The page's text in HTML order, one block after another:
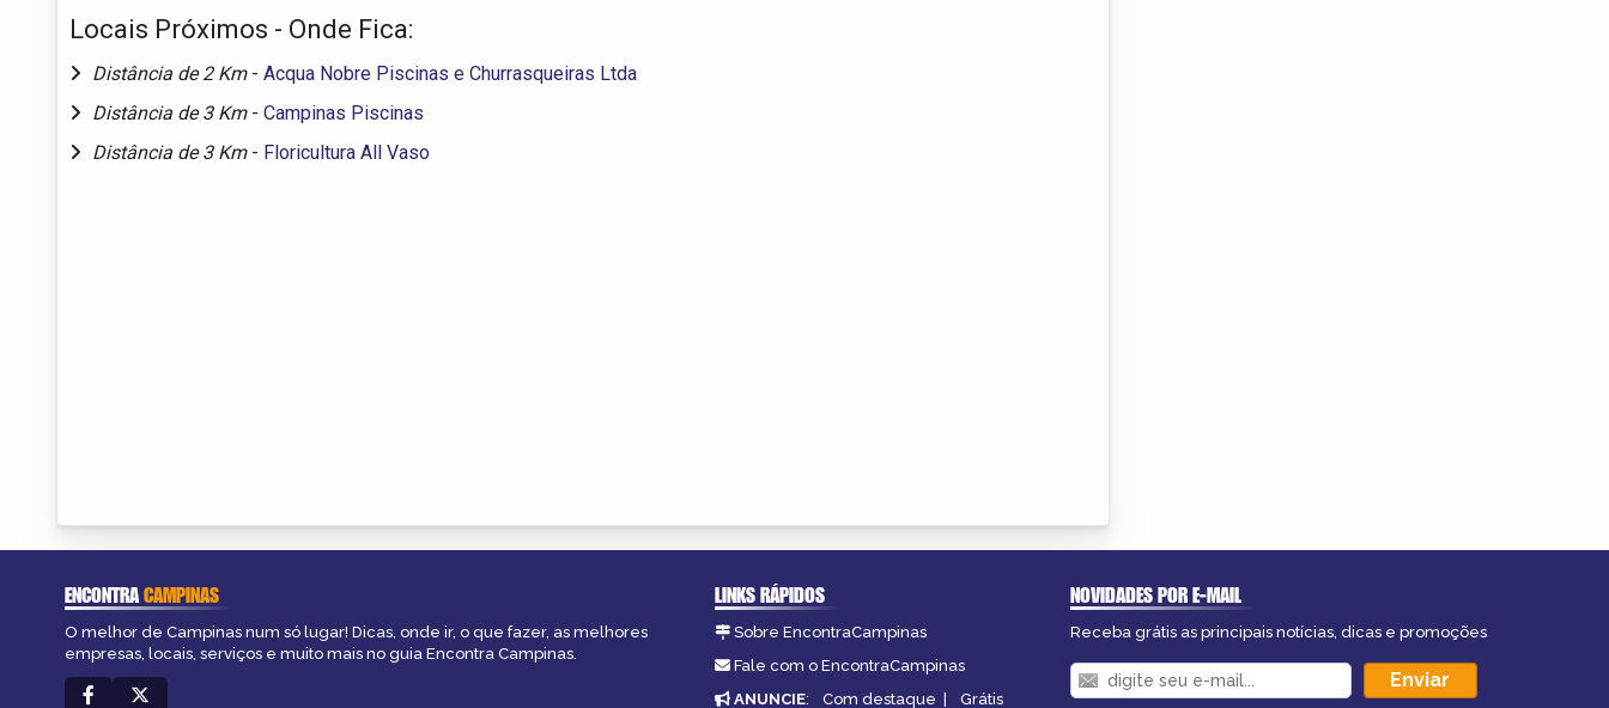
Locais Próximos - Onde Fica:
Distância de 2 Km - Acqua Nobre Piscinas e Churrasqueiras Ltda
Distância de 3 Km - Campinas Piscinas
Distância de 3 Km - Floricultura All Vaso
ENCONTRACAMPINAS
O melhor de Campinas num só lugar! Dicas, onde ir, o que fazer, as melhores
empresas, locais, serviços e muito mais no guia Encontra Campinas.
LINKS RÁPIDOS
Sobre EncontraCampinas
Fale com o EncontraCampinas
ANUNCIE: Com destaque | Grátis
NOVIDADES POR E-MAIL
Receba grátis as principais notícias, dicas e promoções